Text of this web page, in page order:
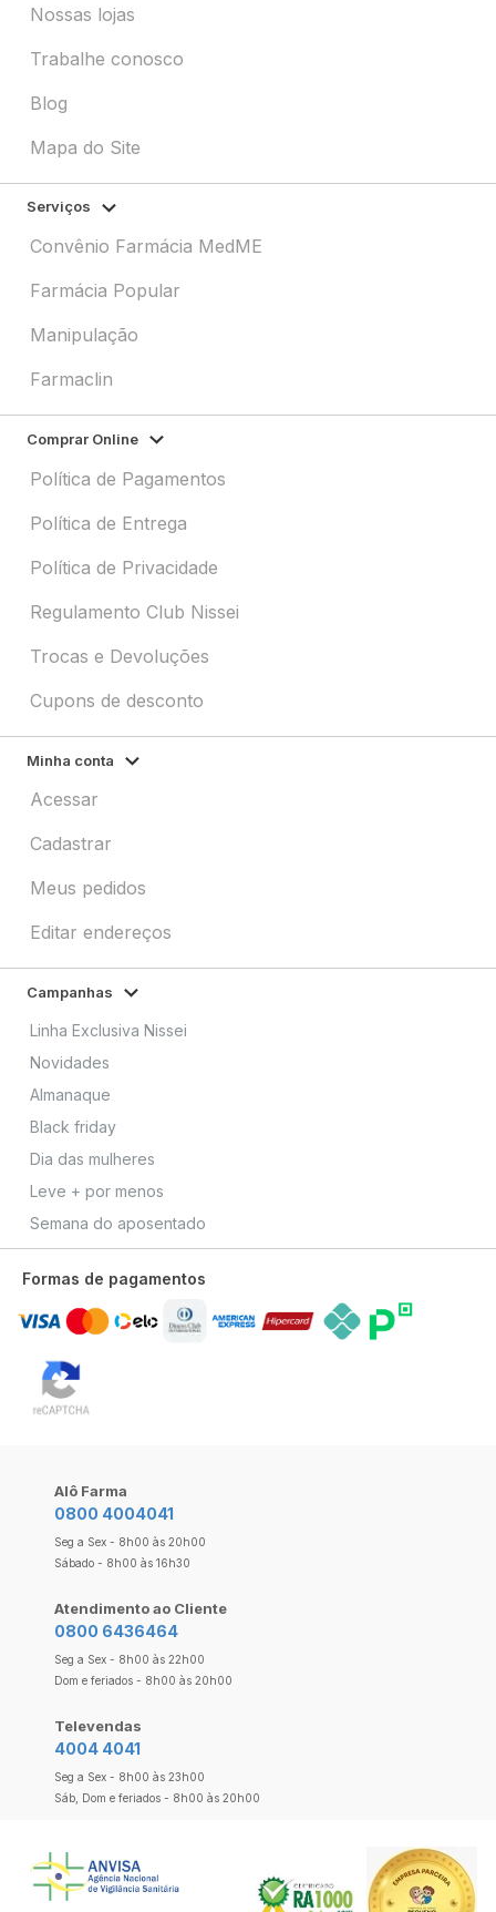
Nossas lojas
Trabalhe conosco
Blog
Mapa do Site
Serviços
Convênio Farmácia MedME
Farmácia Popular
Manipulação
Farmaclin
Comprar Online
Política de Pagamentos
Política de Entrega
Política de Privacidade
Regulamento Club Nissei
Trocas e Devoluções
Cupons de desconto
Minha conta
Acessar
Cadastrar
Meus pedidos
Editar endereços
Campanhas
Linha Exclusiva Nissei
Novidades
Almanaque
Black friday
Dia das mulheres
Leve + por menos
Semana do aposentado
Formas de pagamentos
Alô Farma
0800 4004041
Seg a Sex - 8h00 às 20h00
Sábado - 8h00 às 16h30
Atendimento ao Cliente
0800 6436464
Seg a Sex - 8h00 às 22h00
Dom e feriados - 8h00 às 20h00
Televendas
4004 4041
Seg a Sex - 8h00 às 23h00
Sáb, Dom e feriados - 8h00 às 20h00